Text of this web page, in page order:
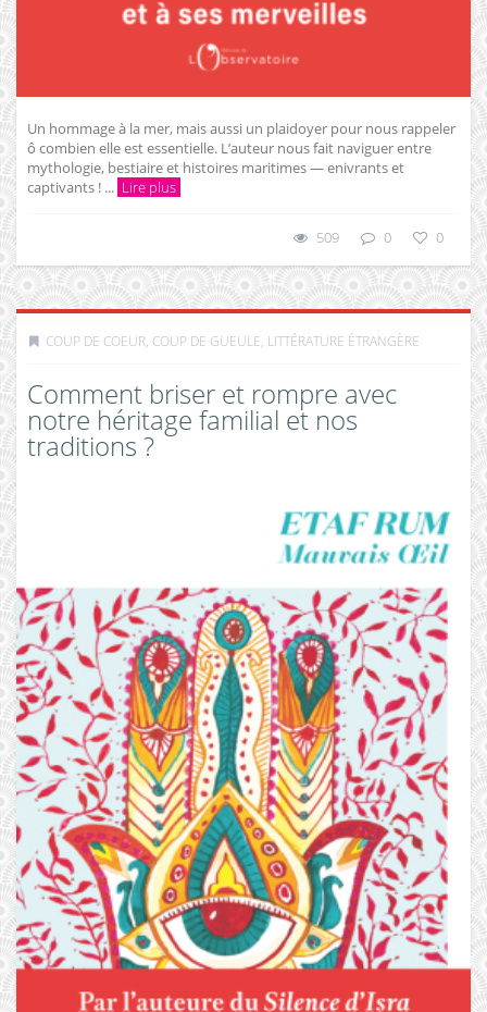
Un hommage à la mer, mais aussi un plaidoyer pour nous rappeler
ô combien elle est essentielle. L’auteur nous fait naviguer entre
mythologie, bestiaire et histoires maritimes — enivrants et
captivants ! ... Lire plus
509 0 0
COUP DE COEUR, COUP DE GUEULE, LITTÉRATURE ÉTRANGÈRE
Comment briser et rompre avec
notre héritage familial et nos
traditions ?